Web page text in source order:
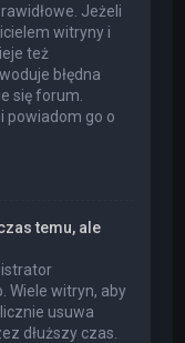
Jeżeli
witryny i
też
błędna
się forum.
powiadom go o
temu, ale
Wiele witryn, aby
usuwa
dłuższy czas.